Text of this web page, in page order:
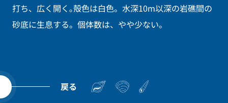
打ち、広く開く｡殻色は白色。水深10m以深の岩礁間の
砂底に生息する。個体数は、やや少ない。
戻る